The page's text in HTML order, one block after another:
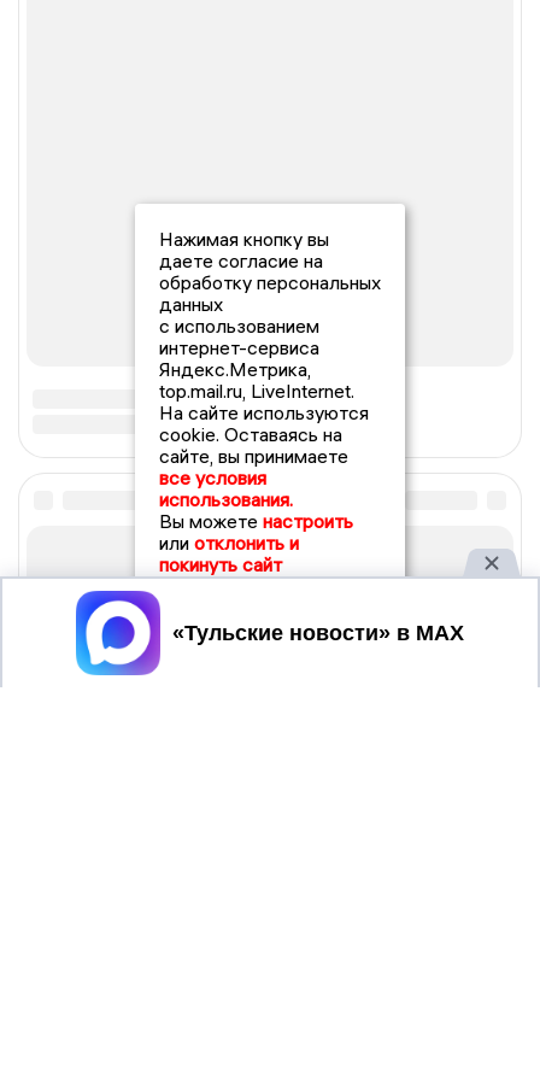
Нажимая кнопку вы
даете согласие на
обработку персональных
данных
с использованием
интернет-сервиса
Яндекс.Метрика,
top.mail.ru, LiveInternet.
На сайте используются
cookie. Оставаясь на
сайте, вы принимаете
все условия
использования.
Вы можете настроить
или отклонить и
покинуть сайт
Принять